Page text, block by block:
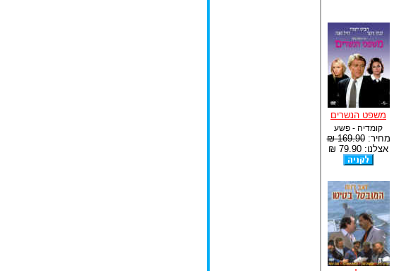
משפט הנשרים
קומדיה - פשע
מחיר:169.90 ₪
אצלנו: 79.90 ₪